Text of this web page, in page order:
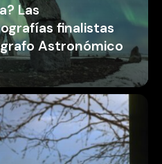
Las
finalistas
Astronómico